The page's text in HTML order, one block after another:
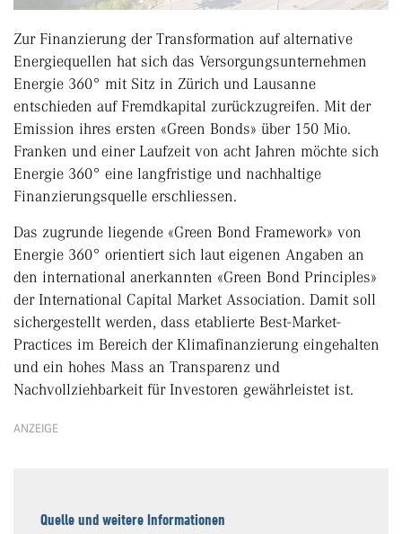
Zur Finanzierung der Transformation auf alternative
Energiequellen hat sich das Versorgungsunternehmen
Energie 360° mit Sitz in Zürich und Lausanne
entschieden auf Fremdkapital zurückzugreifen. Mit der
Emission ihres ersten «Green Bonds» über 150 Mio.
Franken und einer Laufzeit von acht Jahren möchte sich
Energie 360° eine langfristige und nachhaltige
Finanzierungsquelle erschliessen.
Das zugrunde liegende «Green Bond Framework» von
Energie 360° orientiert sich laut eigenen Angaben an
den international anerkannten «Green Bond Principles»
der International Capital Market Association. Damit soll
sichergestellt werden, dass etablierte Best-Market-
Practices im Bereich der Klimafinanzierung eingehalten
und ein hohes Mass an Transparenz und
Nachvollziehbarkeit für Investoren gewährleistet ist.
ANZEIGE
Quelle und weitere Informationen